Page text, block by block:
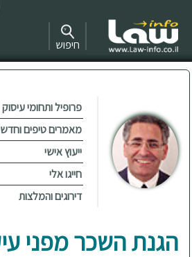
חיפוש
פרופיל ותחומי עיסוק
מאמרים טיפים
ייעוץ אישי
חייגו אלי
דירוגים והמלצות
הגנת השכר מפני